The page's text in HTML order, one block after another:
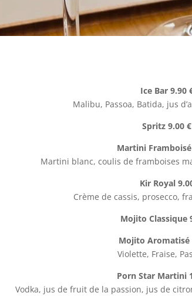
Ice Bar 9.90
Malibu, Passoa, Batida, jus
Spritz 9.00 €
Martini Framboisé
Martini blanc, coulis de framboises
Kir Royal
Crème de cassis, prosecco,
Mojito Classique
Mojito Aromatisé
Violette, Fraise,
Porn Star Martini
Vodka, jus de fruit de la passion, jus de